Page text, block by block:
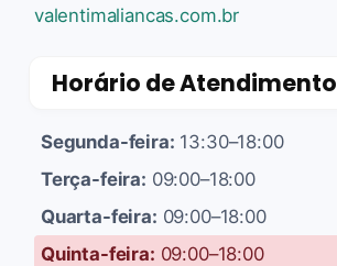
valentimaliancas.com.br
Horário de Atendimento
Segunda-feira: 13:30–18:00
Terça-feira: 09:00–18:00
Quarta-feira: 09:00–18:00
Quinta-feira: 09:00–18:00